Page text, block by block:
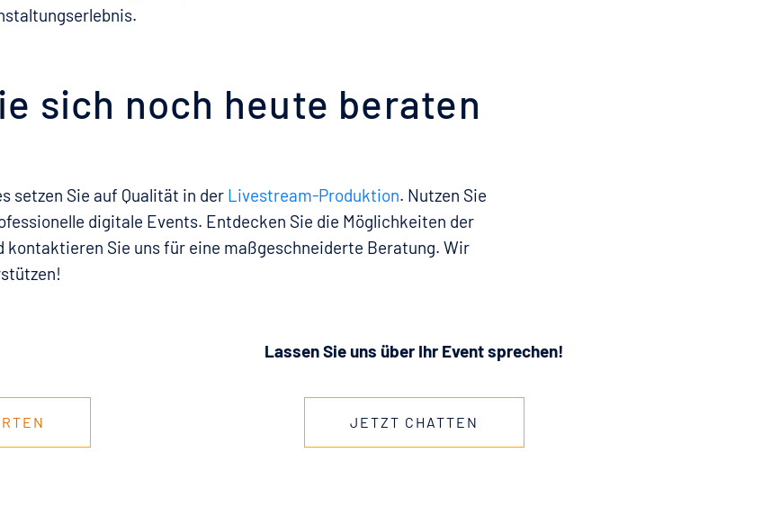
sich noch heute beraten
setzen Sie auf Qualität in der Livestream-Produktion. Nutzen Sie
digitale Events. Entdecken Sie die Möglichkeiten der
kontaktieren Sie uns für eine maßgeschneiderte Beratung. Wir
Lassen Sie uns über Ihr Event sprechen!
JETZT CHATTEN